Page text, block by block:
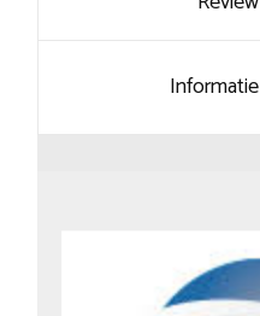
Informatie